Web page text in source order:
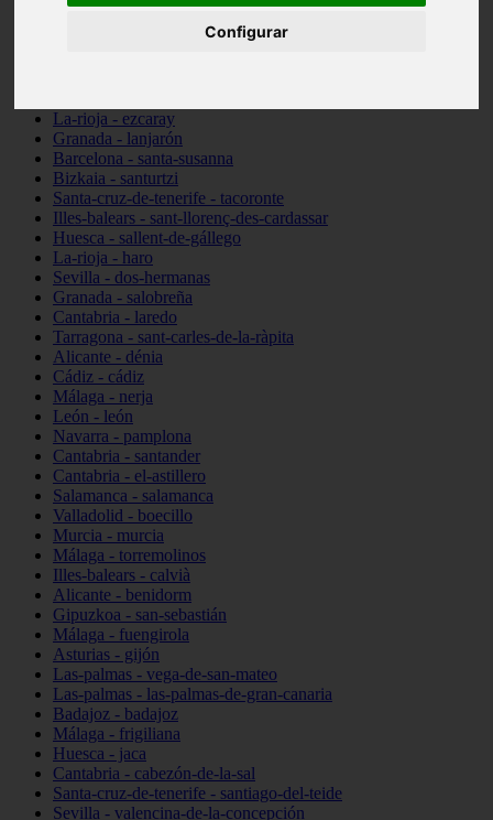
Configurar
Valladolid - fuensaldaña
La-rioja - ezcaray
Granada - lanjarón
Barcelona - santa-susanna
Bizkaia - santurtzi
Santa-cruz-de-tenerife - tacoronte
Illes-balears - sant-llorenç-des-cardassar
Huesca - sallent-de-gállego
La-rioja - haro
Sevilla - dos-hermanas
Granada - salobreña
Cantabria - laredo
Tarragona - sant-carles-de-la-ràpita
Alicante - dénia
Cádiz - cádiz
Málaga - nerja
León - león
Navarra - pamplona
Cantabria - santander
Cantabria - el-astillero
Salamanca - salamanca
Valladolid - boecillo
Murcia - murcia
Málaga - torremolinos
Illes-balears - calvià
Alicante - benidorm
Gipuzkoa - san-sebastián
Málaga - fuengirola
Asturias - gijón
Las-palmas - vega-de-san-mateo
Las-palmas - las-palmas-de-gran-canaria
Badajoz - badajoz
Málaga - frigiliana
Huesca - jaca
Cantabria - cabezón-de-la-sal
Santa-cruz-de-tenerife - santiago-del-teide
Sevilla - valencina-de-la-concepción